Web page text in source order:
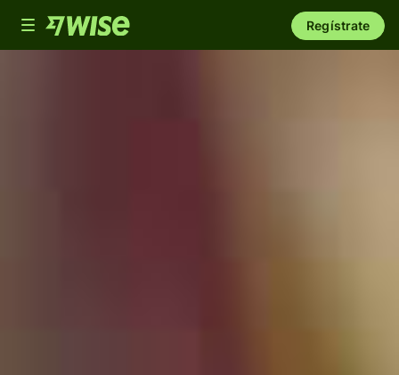
Toggle
navigation
Regístrate